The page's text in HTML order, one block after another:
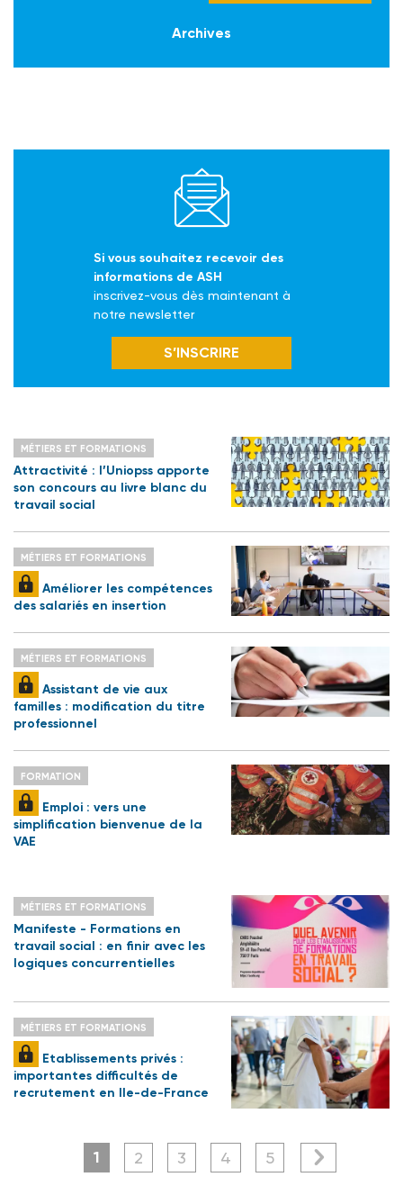
Archives
Si vous souhaitez recevoir des
informations de ASH
inscrivez-vous dès maintenant à
notre newsletter
S’INSCRIRE
MÉTIERS ET FORMATIONS
Attractivité : l’Uniopss apporte
son concours au livre blanc du
travail social
MÉTIERS ET FORMATIONS
Améliorer les compétences
des salariés en insertion
MÉTIERS ET FORMATIONS
Assistant de vie aux
familles : modification du titre
professionnel
FORMATION
Emploi : vers une
simplification bienvenue de la
VAE
MÉTIERS ET FORMATIONS
Manifeste - Formations en
travail social : en finir avec les
logiques concurrentielles
MÉTIERS ET FORMATIONS
Etablissements privés :
importantes difficultés de
recrutement en Ile-de-France
1 2 3 4 5